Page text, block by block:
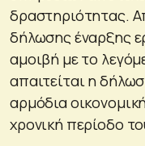
δραστηριότητας.
δήλωσης έναρξης
αμοιβή με το
απαιτείται η
αρμόδια
χρονική περίοδο